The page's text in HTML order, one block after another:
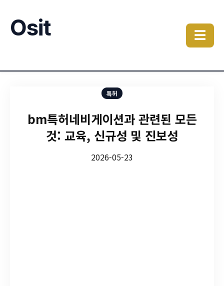
Osit ☰
특허
bm특허네비게이션과 관련된 모든
것: 교육, 신규성 및 진보성
2026-05-23